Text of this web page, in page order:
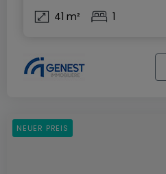
41 m²
1
NEUER PREIS